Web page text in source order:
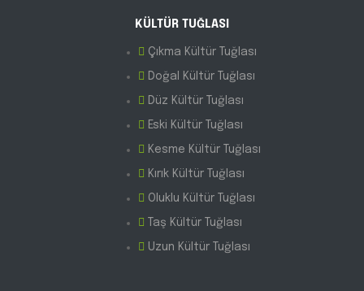
KÜLTÜR TUĞLASI
Çıkma Kültür Tuğlası
Doğal Kültür Tuğlası
Düz Kültür Tuğlası
Eski Kültür Tuğlası
Kesme Kültür Tuğlası
Kırık Kültür Tuğlası
Oluklu Kültür Tuğlası
Taş Kültür Tuğlası
Uzun Kültür Tuğlası